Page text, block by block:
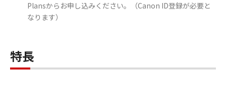
Plansからお申し込みください。（Canon ID登録が必要と
なります）
特長